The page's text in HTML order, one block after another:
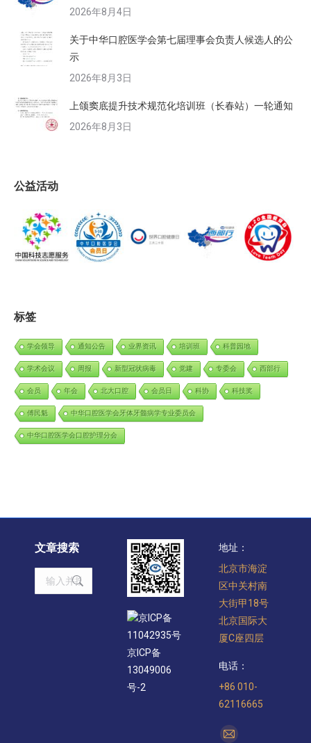
2026年8月4日
关于中华口腔医学会第七届理事会负责人候选人的公
示
2026年8月3日
上颌窦底提升技术规范化培训班（长春站）一轮通知
2026年8月3日
公益活动
标签
学会领导 通知公告 业界资讯 培训班 科普园地
学术会议 周报 新型冠状病毒 党建 专委会 西部行
会员 年会 北大口腔 会员日 科协 科技奖
傅民魁 中华口腔医学会牙体牙髓病学专业委员会
中华口腔医学会口腔护理分会
文章搜索
Search:
京ICP备
11042935号
京ICP备
13049006
号-2
地址：
北京市海淀
区中关村南
大街甲18号
北京国际大
厦C座四层
电话：
+86 010-
62116665
找到我们：